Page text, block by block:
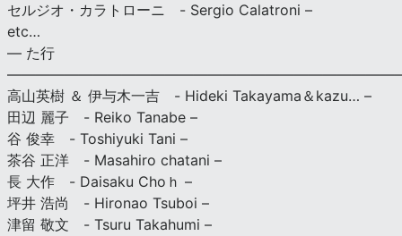
セルジオ・カラトローニ - Sergio Calatroni –
etc…
— た行
高山英樹 ＆ 伊与木一吉 - Hideki Takayama＆kazu… –
田辺 麗子 - Reiko Tanabe –
谷 俊幸 - Toshiyuki Tani –
茶谷 正洋 - Masahiro chatani –
長 大作 - Daisaku Choｈ –
坪井 浩尚 - Hironao Tsuboi –
津留 敬文 - Tsuru Takahumi –